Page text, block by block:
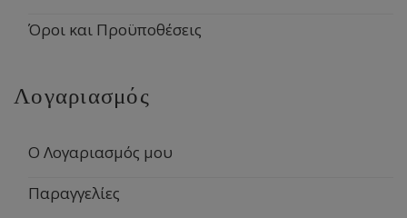
Όροι και Προϋποθέσεις
Λογαριασμός
Ο Λογαριασμός μου
Παραγγελίες